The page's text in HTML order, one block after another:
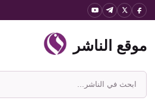
انتقل
المحتوى
موقع الناشر
ابحث
في